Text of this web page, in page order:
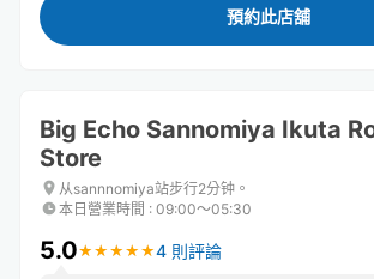
預約此店舖
Big Echo Sannomiya Ikuta
Store
从sannnomiya站步行2分钟。
本日營業時間 : 09:00〜05:30
5.0★ ★ ★ ★ ★
★ ★ ★ ★ ★4 則評論